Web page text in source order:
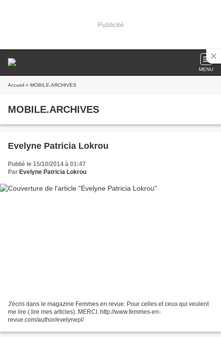
Publicité
MENU
Accueil » MOBILE.ARCHIVES
MOBILE.ARCHIVES
Evelyne Patricia Lokrou
Publié le 15/10/2014 à 01:47
Par Evelyne Patricia Lokrou
J'écris dans le magazine Femmes en revue. Pour celles et ceux qui veulent
me lire ( lire mes articles). MERCI. http://www.femmes-en-
revue.com/author/evelynepl/